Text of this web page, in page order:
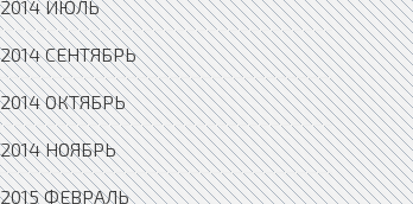
2014 ИЮЛЬ
2014 СЕНТЯБРЬ
2014 ОКТЯБРЬ
2014 НОЯБРЬ
2015 ФЕВРАЛЬ